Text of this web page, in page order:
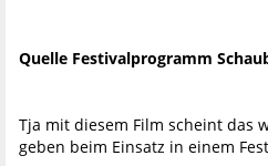
Quelle Festivalprogramm
Tja mit diesem Film scheint das
geben beim Einsatz in einem